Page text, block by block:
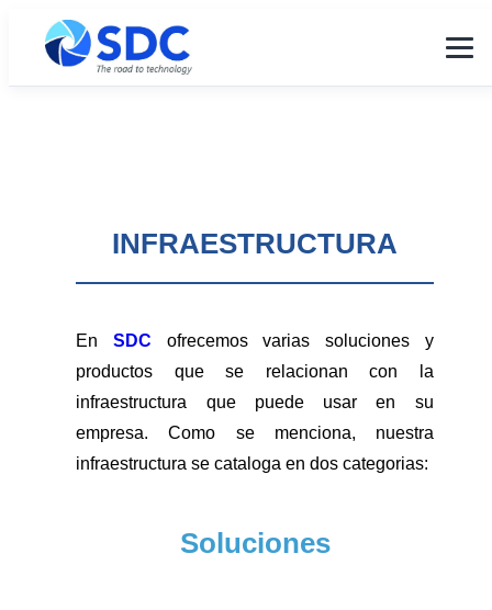
INFRAESTRUCTURA
En SDC ofrecemos varias soluciones y
productos que se relacionan con la
infraestructura que puede usar en su
empresa. Como se menciona, nuestra
infraestructura se cataloga en dos categorias:
Soluciones